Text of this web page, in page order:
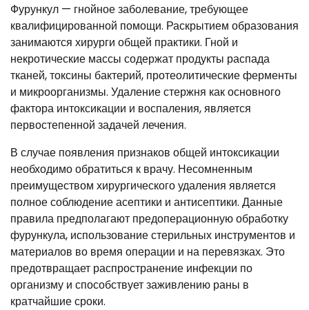
Фурункул — гнойное заболевание, требующее
квалифицированной помощи. Раскрытием образования
занимаются хирурги общей практики. Гной и
некротические массы содержат продукты распада
тканей, токсины бактерий, протеолитические ферменты
и микроорганизмы. Удаление стержня как основного
фактора интоксикации и воспаления, является
первостепенной задачей лечения.
В случае появления признаков общей интоксикации
необходимо обратиться к врачу. Несомненным
преимуществом хирургического удаления является
полное соблюдение асептики и антисептики. Данные
правила предполагают предоперационную обработку
фурункула, использование стерильных инструментов и
материалов во время операции и на перевязках. Это
предотвращает распространение инфекции по
организму и способствует заживлению раны в
кратчайшие сроки.